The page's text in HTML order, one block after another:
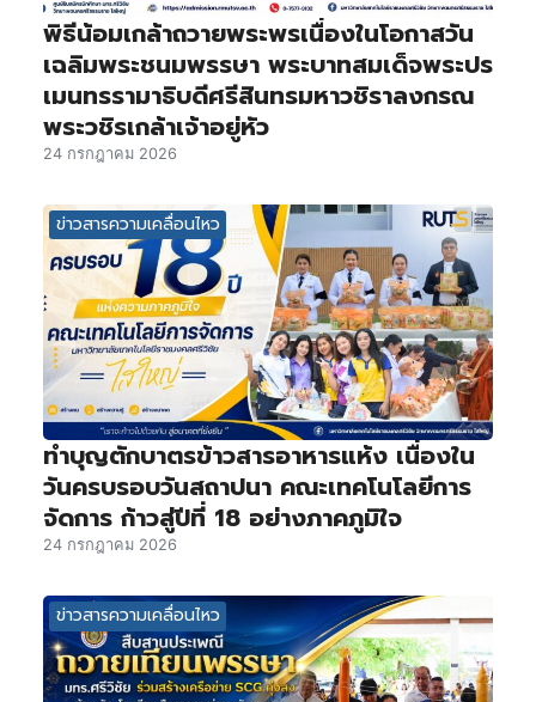
พิธีน้อมเกล้าถวายพระพรเนื่องในโอกาสวัน
เฉลิมพระชนมพรรษา พระบาทสมเด็จพระปร
เมนทรรามาธิบดีศรีสินทรมหาวชิราลงกรณ
พระวชิรเกล้าเจ้าอยู่หัว
24 กรกฎาคม 2026
ข่าวสารความเคลื่อนไหว
ทำบุญตักบาตรข้าวสารอาหารแห้ง เนื่องใน
วันครบรอบวันสถาปนา คณะเทคโนโลยีการ
จัดการ ก้าวสู่ปีที่ 18 อย่างภาคภูมิใจ
24 กรกฎาคม 2026
ข่าวสารความเคลื่อนไหว